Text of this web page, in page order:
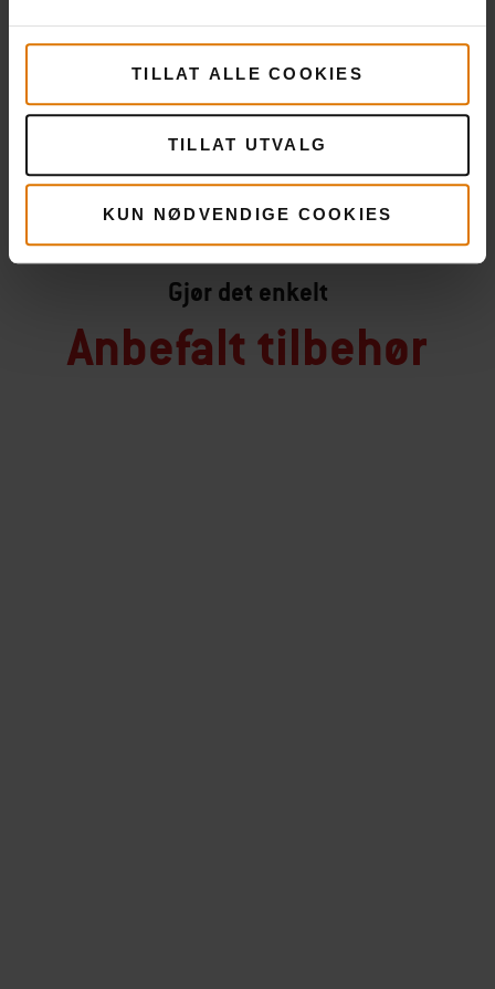
TILLAT ALLE COOKIES
TILLAT UTVALG
KUN NØDVENDIGE COOKIES
PRINT THIS LIST
Gjør det enkelt
Anbefalt tilbehør